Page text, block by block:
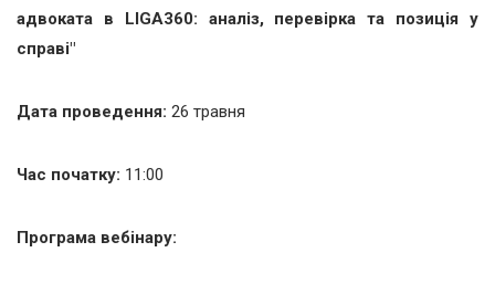
адвоката в LIGA360: аналіз, перевірка та позиція у
справі"
Дата проведення: 26 травня
Час початку: 11:00
Програма вебінару: